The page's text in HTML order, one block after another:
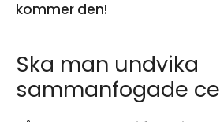
kommer den!
Ska man undvika
sammanfogade